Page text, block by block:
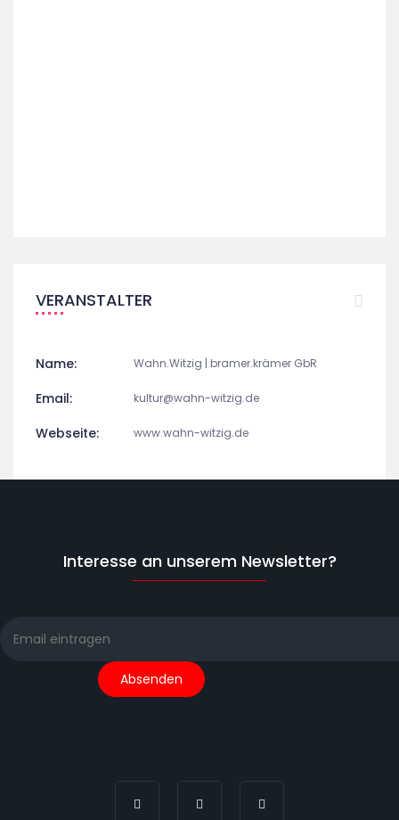
VERANSTALTER
Name: Wahn.Witzig | bramer.krämer GbR
Email: kultur@wahn-witzig.de
Webseite: www.wahn-witzig.de
Interesse an unserem Newsletter?